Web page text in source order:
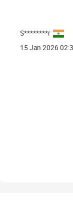
S********r
15 Jan 2026